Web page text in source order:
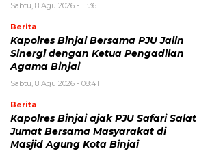
Sabtu, 8 Agu 2026 - 11:36
Berita
Kapolres Binjai Bersama PJU Jalin
Sinergi dengan Ketua Pengadilan
Agama Binjai
Sabtu, 8 Agu 2026 - 08:41
Berita
Kapolres Binjai ajak PJU Safari Salat
Jumat Bersama Masyarakat di
Masjid Agung Kota Binjai